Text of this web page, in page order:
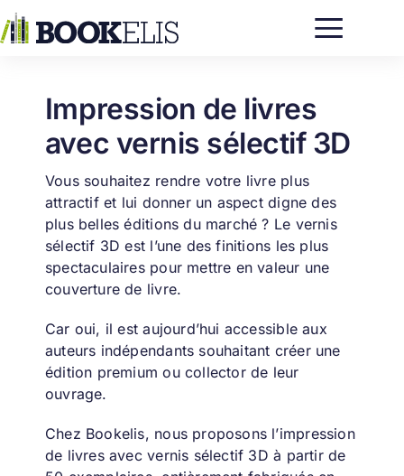
au
contenu
Impression de livres
avec vernis sélectif 3D
Vous souhaitez rendre votre livre plus
attractif et lui donner un aspect digne des
plus belles éditions du marché ? Le vernis
sélectif 3D est l’une des finitions les plus
spectaculaires pour mettre en valeur une
couverture de livre.
Car oui, il est aujourd’hui accessible aux
auteurs indépendants souhaitant créer une
édition premium ou collector de leur
ouvrage.
Chez Bookelis, nous proposons l’impression
de livres avec vernis sélectif 3D à partir de